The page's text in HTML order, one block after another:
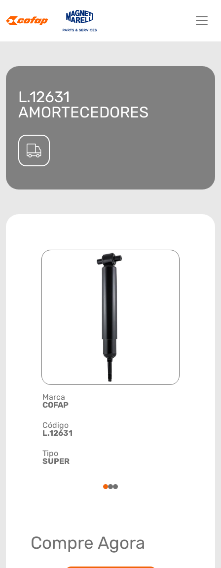
L.12631
AMORTECEDORES
Marca
COFAP
Código
L.12631
Tipo
SUPER
123
Compre Agora